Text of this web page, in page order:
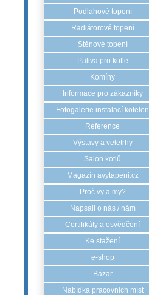
Podlahové topení
Radiátorové topení
Stěnové topení
Paliva pro kotle
Komíny
Informace pro zákazníky
Fotogalerie instalací kotelen
Reference
Výstavy a veletrhy
Salon kotlů
Magazín avytapeni.cz
Proč vy a my?
Napsali o nás / nám
Certifikáty a osvědčení
Ke stažení
e-shop
Bazar
Nabídka pracovních míst